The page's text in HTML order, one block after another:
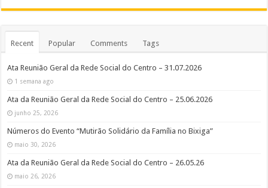
Recent Popular Comments Tags
Ata Reunião Geral da Rede Social do Centro – 31.07.2026
1 semana ago
Ata da Reunião Geral da Rede Social do Centro – 25.06.2026
junho 25, 2026
Números do Evento “Mutirão Solidário da Família no Bixiga”
maio 30, 2026
Ata da Reunião Geral da Rede Social do Centro – 26.05.26
maio 26, 2026